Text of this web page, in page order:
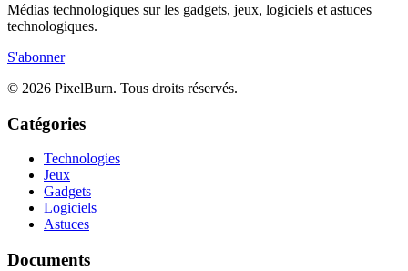
Médias technologiques sur les gadgets, jeux, logiciels et astuces
technologiques.
S'abonner
© 2026 PixelBurn. Tous droits réservés.
Catégories
Technologies
Jeux
Gadgets
Logiciels
Astuces
Documents